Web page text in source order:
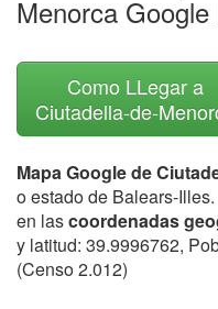
Menorca Google
Como LLegar a
Ciutadella-de-
Mapa Google de
o estado de Balears-
en lascoordenadas
y latitud: 39.9996762,
(Censo 2.012)